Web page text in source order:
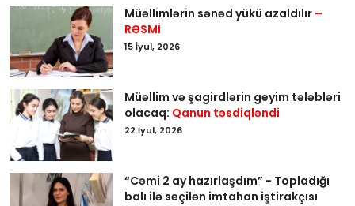
Müəllimlərin sənəd yükü azaldılır –
RƏSMİ
15 İyul, 2026
Müəllim və şagirdlərin geyim tələbləri
olacaq: Qanun təsdiqləndi
22 İyul, 2026
“Cəmi 2 ay hazırlaşdım” - Topladığı
balı ilə seçilən imtahan iştirakçısı